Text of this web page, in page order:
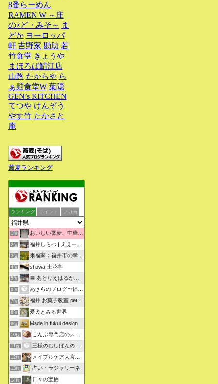
8番らーめん
RAMEN W ～庄
の×ど・みそ～ ま
どか ヨーロッパ
軒 吉野家 勘助 若
竹食堂 きょうや
まほろば鯖江店
山路 たからや ら
ぁ麺食堂W 葉隠
GEN’s KITCHEN
てつや けんぞう
やす竹 たかさと
庵
蕎麦ランキング
ランキング ポイント ブロ画
1位 おいしい蕎麦、中華そばを求めて彷徨うブログ
2位 福井しらべ | ええーっ！？そうなんや！知らんかったわ。
3位 来福家：福井市の幸せリフォーム物語
4位 showa 土花亭
5位 〓 あとりえはるかの日々悠悠 〓
6位 あきらのブログ〜福井県より〜
7位 福井 お菓子教室 petit sugarland
8位 愛犬とみる世界
9位 Made in fukui design
10位 こんぶ専門店のスタッフ日記
11位 王様のむしぱんのブログ
12位 メイプルケア大宮デイサービス
13位 占い・ラジャリーネ
14位 日々の宝物